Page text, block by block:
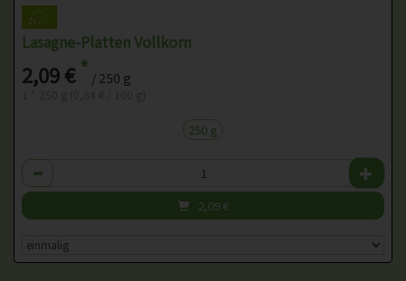
Lasagne-Platten Vollkorn
2,09 €* / 250 g
250 g
Anzahl
2,09€